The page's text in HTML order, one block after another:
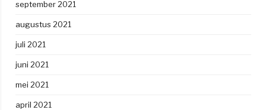
september 2021
augustus 2021
juli 2021
juni 2021
mei 2021
april 2021